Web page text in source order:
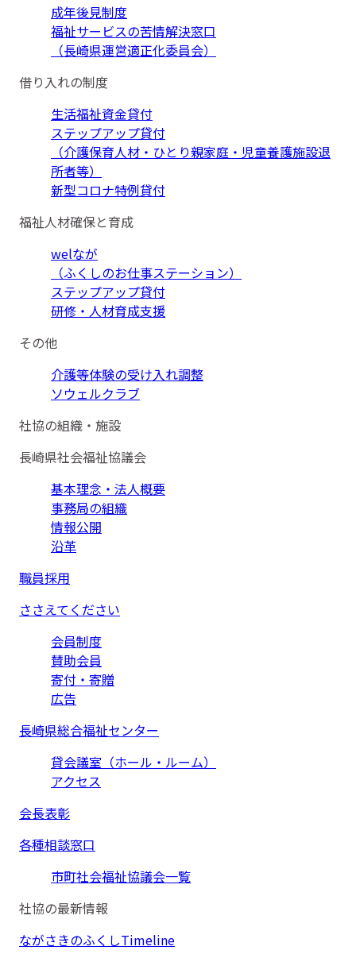
成年後見制度
福祉サービスの苦情解決窓口
（長崎県運営適正化委員会）
借り入れの制度
生活福祉資金貸付
ステップアップ貸付
（介護保育人材・ひとり親家庭・児童養護施設退
所者等）
新型コロナ特例貸付
福祉人材確保と育成
welなが
（ふくしのお仕事ステーション）
ステップアップ貸付
研修・人材育成支援
その他
介護等体験の受け入れ調整
ソウェルクラブ
社協の組織・施設
長崎県社会福祉協議会
基本理念・法人概要
事務局の組織
情報公開
沿革
職員採用
ささえてください
会員制度
賛助会員
寄付・寄贈
広告
長崎県総合福祉センター
貸会議室（ホール・ルーム）
アクセス
会長表彰
各種相談窓口
市町社会福祉協議会一覧
社協の最新情報
ながさきのふくしTimeline